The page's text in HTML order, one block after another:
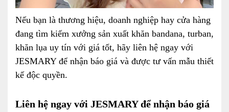
Nếu bạn là thương hiệu, doanh nghiệp hay cửa hàng
đang tìm kiếm xưởng sản xuất khăn bandana, turban,
khăn lụa uy tín với giá tốt, hãy liên hệ ngay với
JESMARY để nhận báo giá và được tư vấn mẫu thiết
kế độc quyền.
Liên hệ ngay với JESMARY để nhận báo giá